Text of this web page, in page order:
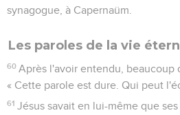
synagogue, à Capernaüm.
Les paroles de la vie
60 Après l'avoir entendu, beaucoup
« Cette parole est dure. Qui peut
61 Jésus savait en lui-même que